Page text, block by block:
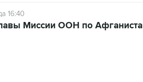
16:40
Миссии ООН по